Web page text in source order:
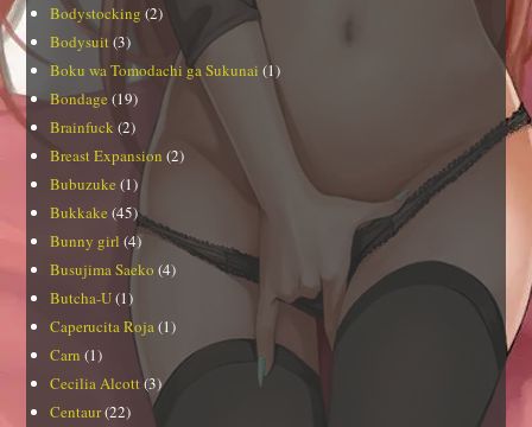
Bodystocking (2)
Bodysuit (3)
Boku wa Tomodachi ga Sukunai (1)
Bondage (19)
Brainfuck(2)
Breast Expansion (2)
Bubuzuke (1)
Bukkake (45)
Bunny girl (4)
Busujima Saeko (4)
Butcha-U(1)
Caperucita Roja(1)
Carn (1)
Cecilia Alcott(3)
Centaur(22)